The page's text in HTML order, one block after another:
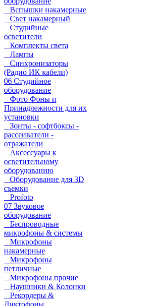
Вспышки накамерные
Свет накамерный
Студийные
осветители
Комплекты света
Лампы
Синхронизаторы
(Радио ИК кабели)
06 Студийное
оборудование
Фото Фоны и
Принадлежности для их
установки
Зонты - софтбоксы -
рассеиватели -
отражатели
Аксессуары к
осветительному
оборудованию
Оборудование для 3D
съемки
Profoto
07 Звуковое
оборудование
Беспроводные
микрофоны & системы
Микрофоны
накамерные
Микрофоны
петличные
Микрофоны прочие
Наушники & Колонки
Рекордеры &
Диктофоны